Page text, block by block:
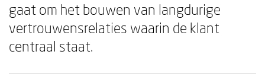
gaat om het bouwen van langdurige
vertrouwensrelaties waarin de klant
centraal staat.